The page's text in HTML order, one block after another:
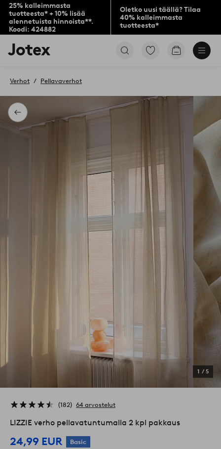
25% kalleimmasta
tuotteesta* + 10% lisää
alennetuista hinnoista**.
Koodi: 424882
Oletko uusi täällä? Tilaa
40% kalleimmasta
tuotteesta*
Jotex-
logo
aloitussivulle
Siirry
Siirry
Takaisin
Verhot Pellavaverhot
1 / 5
182 64 arvostelut
LIZZIE verho pellavatuntumalla 2 kpl pakkaus
24,99 EUR Basic